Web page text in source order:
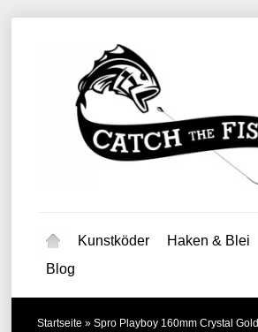
Kunstköder Haken & Blei
Blog
Startseite » Spro Playboy 160mm Crystal Gold